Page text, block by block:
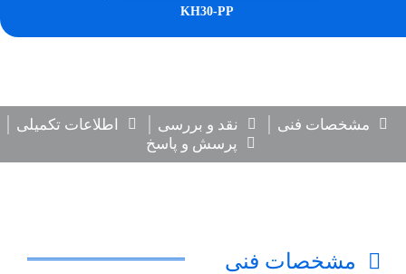
KH30-PP
مشخصات فنی نقد و بررسی
اطلاعات تکمیلی
پرسش و پاسخ
مشخصات فنی